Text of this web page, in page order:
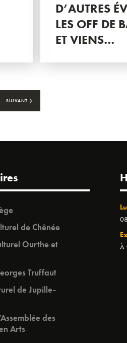
D’AUTRES
LES OFF DE
ET VIENS…
SUIVANT ›
de Chênée
Ourthe et
Truffaut
de Jupille-
des
Arts
À